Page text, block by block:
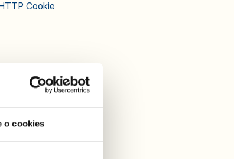
o cookies
HTTP Cookie
Cookie